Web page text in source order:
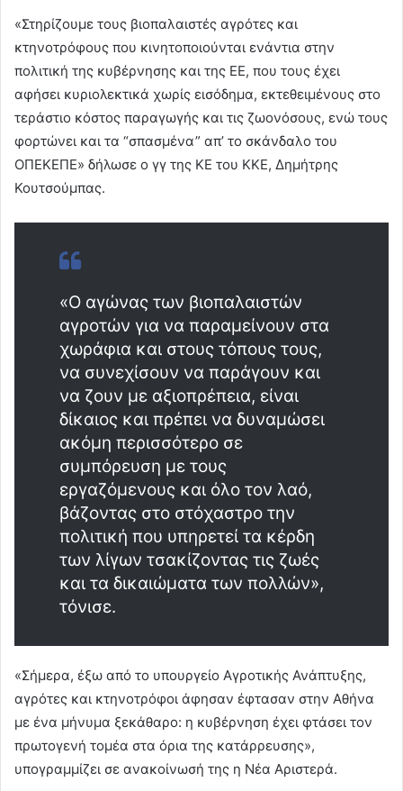
«Στηρίζουμε τους βιοπαλαιστές αγρότες και
κτηνοτρόφους που κινητοποιούνται ενάντια στην
πολιτική της κυβέρνησης και της ΕΕ, που τους έχει
αφήσει κυριολεκτικά χωρίς εισόδημα, εκτεθειμένους στο
τεράστιο κόστος παραγωγής και τις ζωονόσους, ενώ τους
φορτώνει και τα “σπασμένα” απ’ το σκάνδαλο του
ΟΠΕΚΕΠΕ» δήλωσε ο γγ της ΚΕ του ΚΚΕ, Δημήτρης
Κουτσούμπας.
«Ο αγώνας των βιοπαλαιστών
αγροτών για να παραμείνουν στα
χωράφια και στους τόπους τους,
να συνεχίσουν να παράγουν και
να ζουν με αξιοπρέπεια, είναι
δίκαιος και πρέπει να δυναμώσει
ακόμη περισσότερο σε
συμπόρευση με τους
εργαζόμενους και όλο τον λαό,
βάζοντας στο στόχαστρο την
πολιτική που υπηρετεί τα κέρδη
των λίγων τσακίζοντας τις ζωές
και τα δικαιώματα των πολλών»,
τόνισε.
«Σήμερα, έξω από το υπουργείο Αγροτικής Ανάπτυξης,
αγρότες και κτηνοτρόφοι άφησαν έφτασαν στην Αθήνα
με ένα μήνυμα ξεκάθαρο: η κυβέρνηση έχει φτάσει τον
πρωτογενή τομέα στα όρια της κατάρρευσης»,
υπογραμμίζει σε ανακοίνωσή της η Νέα Αριστερά.